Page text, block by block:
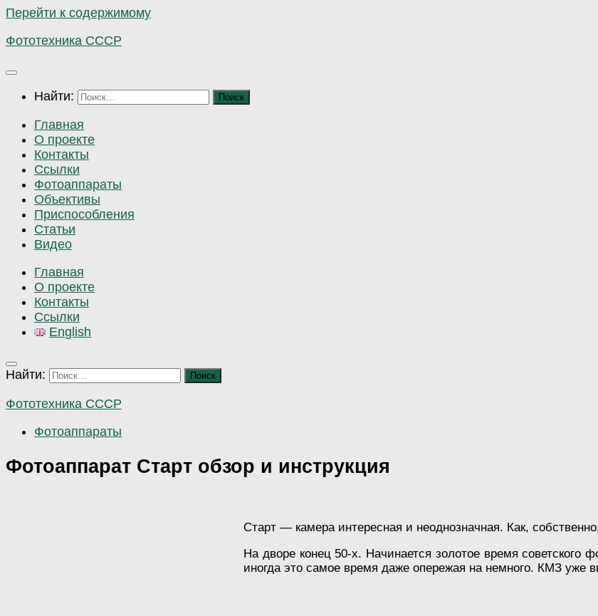
Перейти к содержимому
Фототехника СССР
Найти:
Главная
О проекте
Контакты
Ссылки
Фотоаппараты
Объективы
Приспособления
Статьи
Видео
Главная
О проекте
Контакты
Ссылки
English
Найти:
Фототехника СССР
Фотоаппараты
Фотоаппарат Старт обзор и инструкция
Старт — камера интересная и неоднозначная. Как,
На дворе конец 50-х. Начинается золотое время
иногда это самое время даже опережая на немного. КМЗ уже